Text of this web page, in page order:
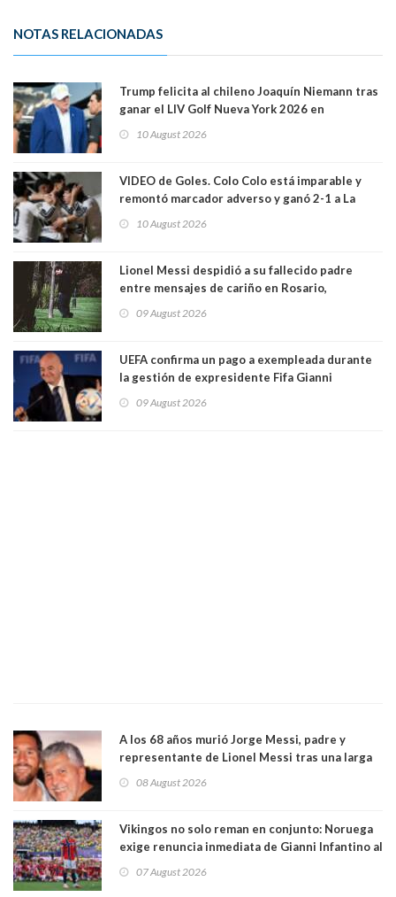
NOTAS RELACIONADAS
Trump felicita al chileno Joaquín Niemann tras
ganar el LIV Golf Nueva York 2026 en
10 August 2026
VIDEO de Goles. Colo Colo está imparable y
remontó marcador adverso y ganó 2-1 a La
Palestino también 2-1. VIDEOS
10 August 2026
Lionel Messi despidió a su fallecido padre
entre mensajes de cariño en Rosario,
09 August 2026
UEFA confirma un pago a exempleada durante
la gestión de expresidente Fifa Gianni
relación sentimental
09 August 2026
A los 68 años murió Jorge Messi, padre y
representante de Lionel Messi tras una larga
08 August 2026
Vikingos no solo reman en conjunto: Noruega
exige renuncia inmediata de Gianni Infantino al
07 August 2026